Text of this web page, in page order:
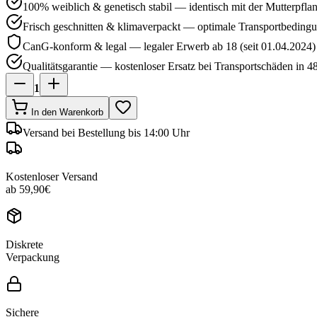
100% weiblich & genetisch stabil — identisch mit der
Frisch geschnitten & klimaverpackt — optimale
CanG-konform & legal — legaler Erwerb ab 18 (seit 01.04.2024)
Qualitätsgarantie — kostenloser Ersatz bei Transportschäden in
1
In den Warenkorb
Versand bei Bestellung bis 14:00 Uhr
Kostenloser Versand
ab 59,90€
Diskrete
Verpackung
Sichere